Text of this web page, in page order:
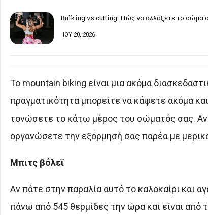
Bulking vs cutting: Πώς να αλλάξετε το σώμα
ΙΟΥ 20, 2026
Το mountain biking είναι μια ακόμα
πραγματικότητα μπορείτε να κάψετε ακόμα
τονώσετε το κάτω μέρος του σώματός σας. Αν
οργανώσετε την εξόρμησή σας παρέα με
Μπιτς βόλεϊ
Αν πάτε στην παραλία αυτό το καλοκαίρι και
πάνω από 545 θερμίδες την ώρα και είναι